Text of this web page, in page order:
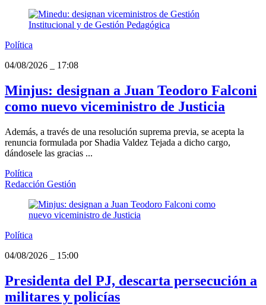
Política
04/08/2026
17:08
Minjus: designan a Juan Teodoro Falconi
como nuevo viceministro de Justicia
Además, a través de una resolución suprema previa, se acepta la
renuncia formulada por Shadia Valdez Tejada a dicho cargo,
dándosele las gracias ...
Política
Redacción Gestión
Política
04/08/2026
15:00
Presidenta del PJ, descarta persecución a
militares y policías